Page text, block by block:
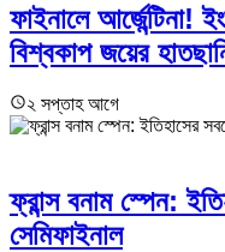
ফাইনালে আর্জেন্টিনা!
বিশ্বকাপ জয়ের
২ সপ্তাহ আগে
ফ্রান্স বনাম স্পেন:
সেমিফাইনাল